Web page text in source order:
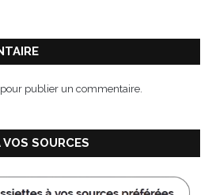
pour publier un commentaire.
SOURCES